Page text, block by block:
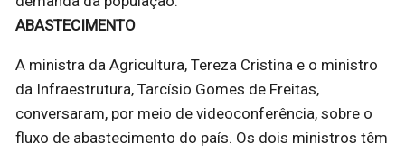
ABASTECIMENTO
A ministra da Agricultura, Tereza Cristina e o ministro
da Infraestrutura, Tarcísio Gomes de Freitas,
conversaram, por meio de videoconferência, sobre o
fluxo de abastecimento do país. Os dois ministros têm